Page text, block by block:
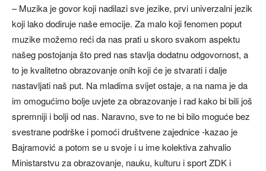
– Muzika je govor koji nadilazi sve jezike, prvi univerzalni jezik
koji lako dodiruje naše emocije. Za malo koji fenomen poput
muzike možemo reći da nas prati u skoro svakom aspektu
našeg postojanja što pred nas stavlja dodatnu odgovornost, a
to je kvalitetno obrazovanje onih koji će je stvarati i dalje
nastavljati naš put. Na mladima svijet ostaje, a na nama je da
im omogućimo bolje uvjete za obrazovanje i rad kako bi bili još
spremniji i bolji od nas. Naravno, sve to ne bi bilo moguće bez
svestrane podrške i pomoći društvene zajednice -kazao je
Bajramović a potom se u svoje i u ime kolektiva zahvalio
Ministarstvu za obrazovanje, nauku, kulturu i sport ZDK i